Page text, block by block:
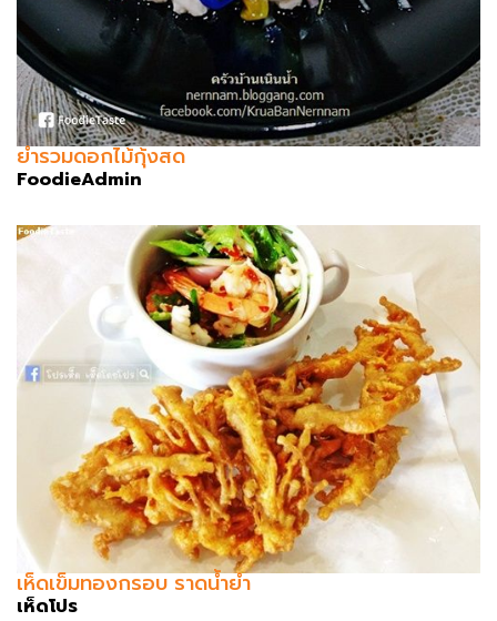
ยำรวมดอกไม้กุ้งสด
FoodieAdmin
เห็ดเข็มทองกรอบ ราดน้ำยำ
เห็ดโปร